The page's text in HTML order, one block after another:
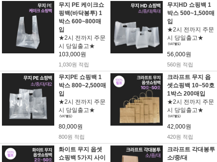
무지 PE 케이크쇼
핑백(바닥봉투) 1
박스 600~800매
입
★2시 전까지 주문
시 당일출고★
103,000원
1,030원 적립
무지HD 쇼핑백 1
박스 500~1,500매
입
★2시 전까지 주문
시 당일출고★
56,000원
560원 적립
무지PE 쇼핑백 1
박스 800~2,500매
입
★2시 전까지 주문
시 당일출고★
80,000원
800원 적립
크라프트 무지 옵
셋쇼핑백 10~50호
1박스 200매입
★2시 전까지 주문
시 당일출고★
42,000원
420원 적립
화이트 무지 옵셋
쇼핑백 5가지 사이
크라프트 각대봉투
소/중/대